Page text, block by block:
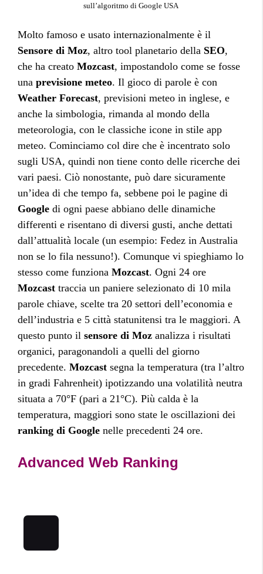
sull’algoritmo di Google USA
Molto famoso e usato internazionalmente è il
Sensore di Moz, altro tool planetario della SEO,
che ha creato Mozcast, impostandolo come se fosse
una previsione meteo. Il gioco di parole è con
Weather Forecast, previsioni meteo in inglese, e
anche la simbologia, rimanda al mondo della
meteorologia, con le classiche icone in stile app
meteo. Cominciamo col dire che è incentrato solo
sugli USA, quindi non tiene conto delle ricerche dei
vari paesi. Ciò nonostante, può dare sicuramente
un’idea di che tempo fa, sebbene poi le pagine di
Google di ogni paese abbiano delle dinamiche
differenti e risentano di diversi gusti, anche dettati
dall’attualità locale (un esempio: Fedez in Australia
non se lo fila nessuno!). Comunque vi spieghiamo lo
stesso come funziona Mozcast. Ogni 24 ore
Mozcast traccia un paniere selezionato di 10 mila
parole chiave, scelte tra 20 settori dell’economia e
dell’industria e 5 città statunitensi tra le maggiori. A
questo punto il sensore di Moz analizza i risultati
organici, paragonandoli a quelli del giorno
precedente. Mozcast segna la temperatura (tra l’altro
in gradi Fahrenheit) ipotizzando una volatilità neutra
situata a 70°F (pari a 21°C). Più calda è la
temperatura, maggiori sono state le oscillazioni dei
ranking di Google nelle precedenti 24 ore.
Advanced Web Ranking